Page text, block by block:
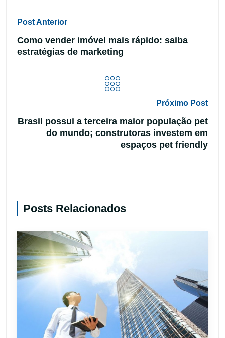
Post Anterior
Como vender imóvel mais rápido: saiba
estratégias de marketing
Próximo Post
Brasil possui a terceira maior população pet
do mundo; construtoras investem em
espaços pet friendly
Posts Relacionados